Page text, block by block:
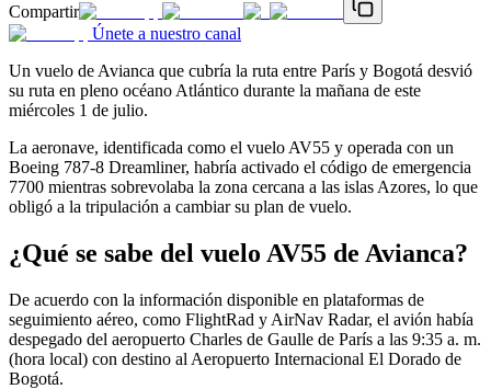
Compartir
Únete a nuestro canal
Un vuelo de Avianca que cubría la ruta entre París y Bogotá desvió
su ruta en pleno océano Atlántico durante la mañana de este
miércoles 1 de julio.
La aeronave, identificada como el vuelo AV55 y operada con un
Boeing 787-8 Dreamliner, habría activado el código de emergencia
7700 mientras sobrevolaba la zona cercana a las islas Azores, lo que
obligó a la tripulación a cambiar su plan de vuelo.
¿Qué se sabe del vuelo AV55 de Avianca?
De acuerdo con la información disponible en plataformas de
seguimiento aéreo, como FlightRad y AirNav Radar, el avión había
despegado del aeropuerto Charles de Gaulle de París a las 9:35 a. m.
(hora local) con destino al Aeropuerto Internacional El Dorado de
Bogotá.